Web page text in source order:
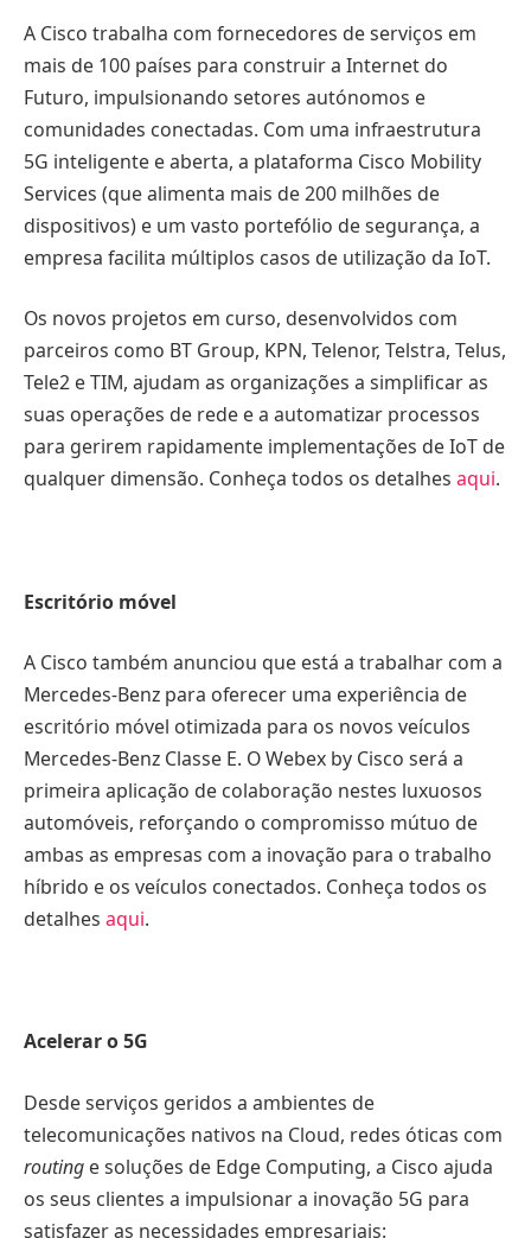
A Cisco trabalha com fornecedores de serviços em
mais de 100 países para construir a Internet do
Futuro, impulsionando setores autónomos e
comunidades conectadas. Com uma infraestrutura
5G inteligente e aberta, a plataforma Cisco Mobility
Services (que alimenta mais de 200 milhões de
dispositivos) e um vasto portefólio de segurança, a
empresa facilita múltiplos casos de utilização da IoT.
Os novos projetos em curso, desenvolvidos com
parceiros como BT Group, KPN, Telenor, Telstra, Telus,
Tele2 e TIM, ajudam as organizações a simplificar as
suas operações de rede e a automatizar processos
para gerirem rapidamente implementações de IoT de
qualquer dimensão. Conheça todos os detalhes aqui.
Escritório móvel
A Cisco também anunciou que está a trabalhar com a
Mercedes-Benz para oferecer uma experiência de
escritório móvel otimizada para os novos veículos
Mercedes-Benz Classe E. O Webex by Cisco será a
primeira aplicação de colaboração nestes luxuosos
automóveis, reforçando o compromisso mútuo de
ambas as empresas com a inovação para o trabalho
híbrido e os veículos conectados. Conheça todos os
detalhes aqui.
Acelerar o 5G
Desde serviços geridos a ambientes de
telecomunicações nativos na Cloud, redes óticas com
routing e soluções de Edge Computing, a Cisco ajuda
os seus clientes a impulsionar a inovação 5G para
satisfazer as necessidades empresariais: